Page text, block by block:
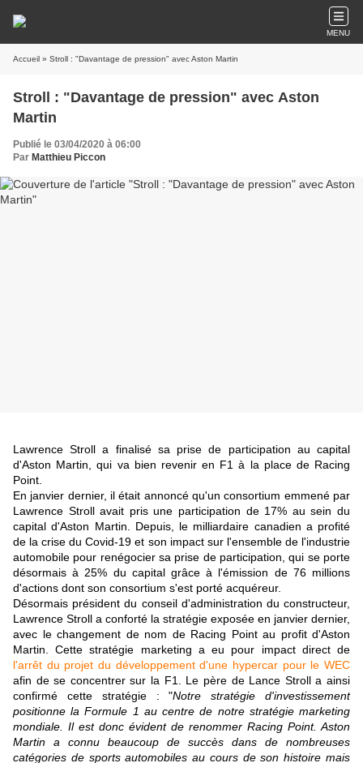
MENU
Accueil » Stroll : "Davantage de pression" avec Aston Martin
Stroll : "Davantage de pression" avec Aston
Martin
Publié le 03/04/2020 à 06:00
Par Matthieu Piccon
Lawrence Stroll a finalisé sa prise de participation au capital
d'Aston Martin, qui va bien revenir en F1 à la place de Racing
Point.
En janvier dernier, il était annoncé qu'un consortium emmené par
Lawrence Stroll avait pris une participation de 17% au sein du
capital d'Aston Martin . Depuis, le milliardaire canadien a profité
de la crise du Covid-19 et son impact sur l'ensemble de l'industrie
automobile pour renégocier sa prise de participation, qui se porte
désormais à 25% du capital grâce à l'émission de 76 millions
d'actions dont son consortium s'est porté acquéreur.
Désormais président du conseil d'administration du constructeur,
Lawrence Stroll a conforté la stratégie exposée en janvier dernier,
avec le changement de nom de Racing Point au profit d'Aston
Martin. Cette stratégie marketing a eu pour impact direct de
l'arrêt du projet du développement d'une hypercar pour le WEC
afin de se concentrer sur la F1. Le père de Lance Stroll a ainsi
confirmé cette stratégie : "Notre stratégie d'investissement
positionne la Formule 1 au centre de notre stratégie marketing
mondiale. Il est donc évident de renommer Racing Point. Aston
Martin a connu beaucoup de succès dans de nombreuses
catégories de sports automobiles au cours de son histoire mais